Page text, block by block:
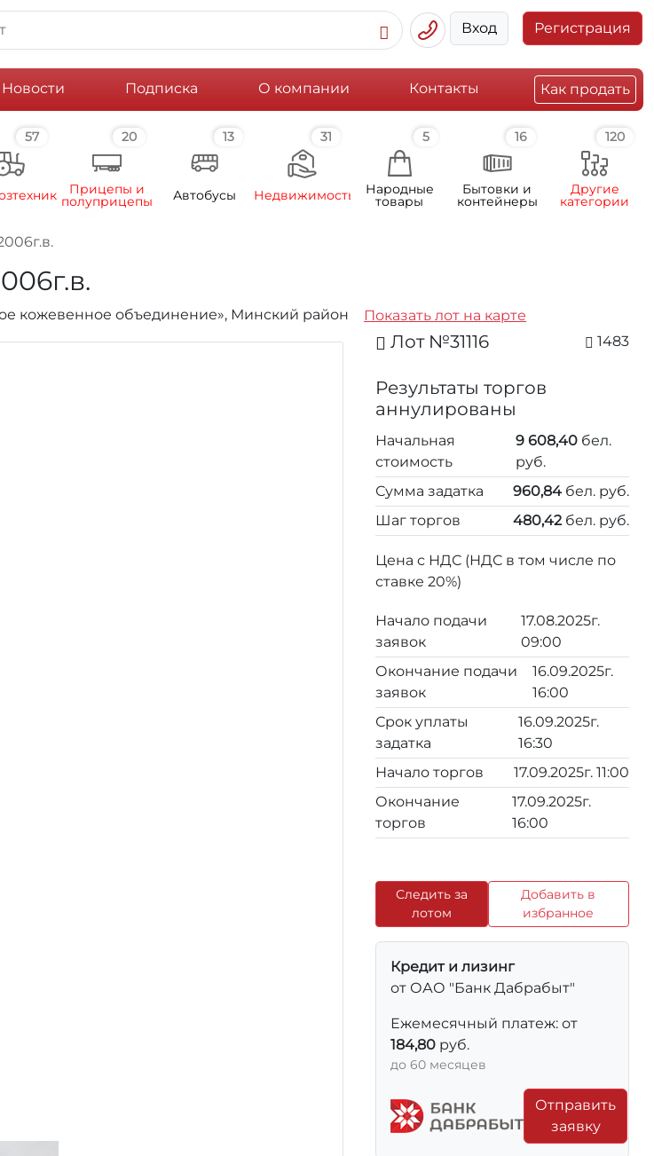
Вход Регистрация
Новости Подписка О компании Контакты Как продать
57 20
Прицепы и
полуприцепы
13
Автобусы
31
Недвижимость
5
Народные
товары
16
Бытовки и
контейнеры
120
Другие
категории
кожевенное объединение», Минский район Показать лот на карте
Лот №31116 1483
Результаты торгов
аннулированы
Начальная
стоимость
9 608,40 бел.
руб.
Сумма задатка
960,84 бел. руб.
Шаг торгов
480,42бел. руб.
Цена с НДС (НДС в том числе по
ставке 20%)
Начало подачи
заявок
17.08.2025г.
09:00
Окончание подачи
заявок
16.09.2025г.
16:00
Срок уплаты
задатка
16.09.2025г.
16:30
Начало торгов
17.09.2025г. 11:00
Окончание
торгов
17.09.2025г.
16:00
Следить за
лотом
Добавить в
избранное
Кредит и лизинг
от ОАО "Банк Дабрабыт"
Ежемесячный платеж: от
184,80 руб.
до 60 месяцев
Отправить
заявку